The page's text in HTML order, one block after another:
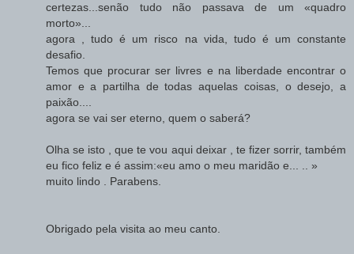
certezas...senão tudo não passava de um «quadro
morto»...
agora , tudo é um risco na vida, tudo é um constante
desafio.
Temos que procurar ser livres e na liberdade encontrar o
amor e a partilha de todas aquelas coisas, o desejo, a
paixão....
agora se vai ser eterno, quem o saberá?
Olha se isto , que te vou aqui deixar , te fizer sorrir, também
eu fico feliz e é assim:«eu amo o meu maridão e... .. »
muito lindo . Parabens.
Obrigado pela visita ao meu canto.